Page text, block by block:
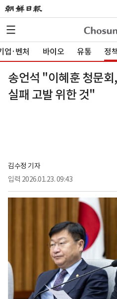
업·벤처 바이오 유통 정
송언석 "이혜훈 청문
실패 고발 위한 것"
김수정 기자
입력 2026.01.23. 09:43